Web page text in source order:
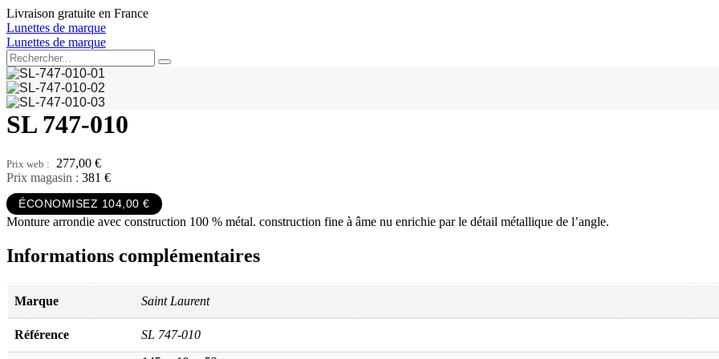
Aller
au
contenu
Livraison gratuite en France
Lunettes de marque
Lunettes de marque
SL 747-010
277,00 €
Prix magasin : 381 €
ÉCONOMISEZ 104,00 €
Monture arrondie avec construction 100 % métal. construction fine à âme nu enrichie par le détail métallique de l’angle.
Informations complémentaires
Référence
SL 747-010
Marque Saint Laurent